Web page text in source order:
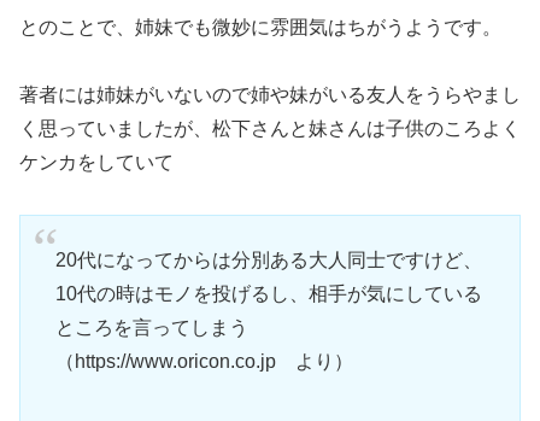
とのことで、姉妹でも微妙に雰囲気はちがうようです。
著者には姉妹がいないので姉や妹がいる友人をうらやまし
く思っていましたが、松下さんと妹さんは子供のころよく
ケンカをしていて
20代になってからは分別ある大人同士ですけど、
10代の時はモノを投げるし、相手が気にしている
ところを言ってしまう
（https://www.oricon.co.jp より）